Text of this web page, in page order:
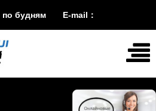
по будням E-mail：
： 